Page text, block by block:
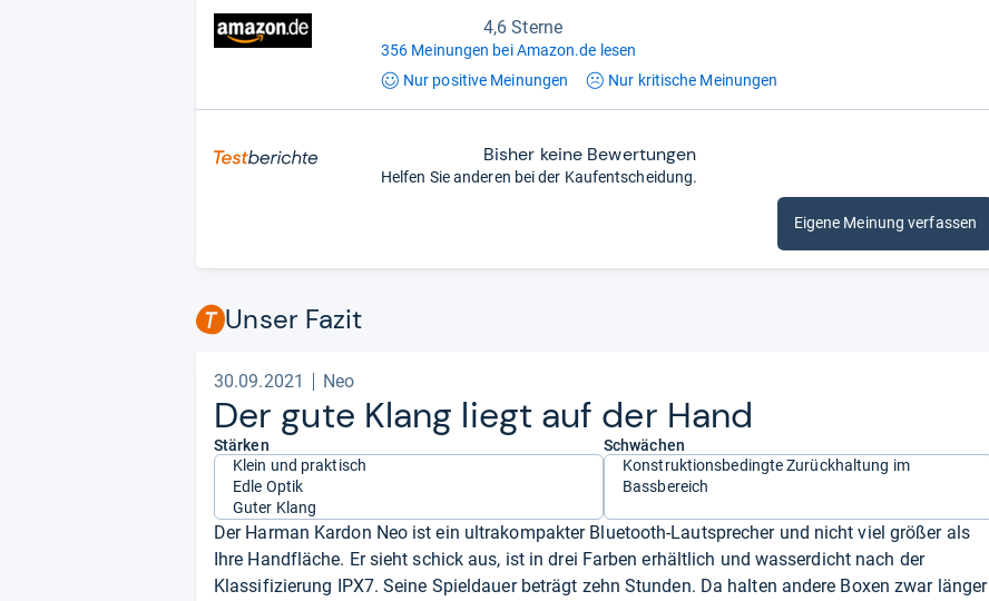
4,6 Sterne
356 Meinungen bei Amazon.de lesen
Nur positive Meinungen Nur kritische Meinungen
Bisher keine Bewertungen
Helfen Sie anderen bei der Kaufentscheidung.
Eigene Meinung verfassen
Unser Fazit
30.09.2021 Neo
Der gute Klang liegt auf der Hand
Stärken
Klein und praktisch
Edle Optik
Guter Klang
Schwächen
Konstruktionsbedingte Zurückhaltung im
Bassbereich
Der Harman Kardon Neo ist ein ultrakompakter Bluetooth-Lautsprecher und nicht viel größer als
Ihre Handfläche. Er sieht schick aus, ist in drei Farben erhältlich und wasserdicht nach der
Klassifizierung IPX7. Seine Spieldauer beträgt zehn Stunden. Da halten andere Boxen zwar länger